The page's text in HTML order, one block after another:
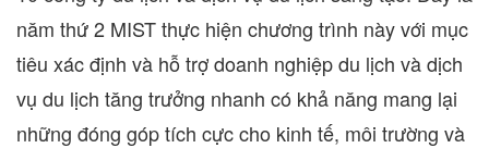
năm thứ 2 MIST thực hiện chương trình này với mục
tiêu xác định và hỗ trợ doanh nghiệp du lịch và dịch
vụ du lịch tăng trưởng nhanh có khả năng mang lại
những đóng góp tích cực cho kinh tế, môi trường và